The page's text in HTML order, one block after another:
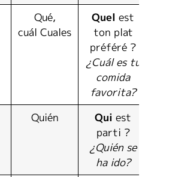
Qué,
cuál Cuales
Quel est
ton plat
préféré ?
¿Cuál es tu
comida
favorita?
Quién Qui est
parti ?
¿Quién se
ha ido?